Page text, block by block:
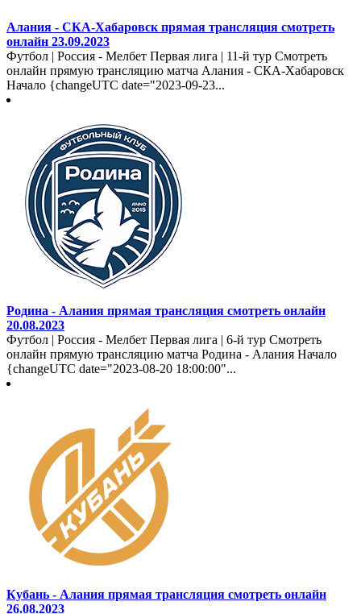
Алания - СКА-Хабаровск прямая трансляция смотреть
онлайн 23.09.2023
Футбол | Россия - Мелбет Первая лига | 11-й тур Смотреть
онлайн прямую трансляцию матча Алания - СКА-Хабаровск
Начало {changeUTC date="2023-09-23...
Родина - Алания прямая трансляция смотреть онлайн
20.08.2023
Футбол | Россия - Мелбет Первая лига | 6-й тур Смотреть
онлайн прямую трансляцию матча Родина - Алания Начало
{changeUTC date="2023-08-20 18:00:00"...
Кубань - Алания прямая трансляция смотреть онлайн
26.08.2023